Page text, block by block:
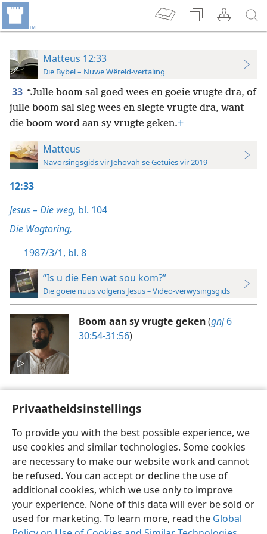
Privaatheidsinstellings
To provide you with the best possible experience, we
use cookies and similar technologies. Some cookies
are necessary to make our website work and cannot
be refused. You can accept or decline the use of
additional cookies, which we use only to improve
your experience. None of this data will ever be sold or
used for marketing. To learn more, read the Global
Matteus 12:33
Die Bybel – Nuwe Wêreld-vertaling
33 “Julle boom sal goed wees en goeie vrugte dra, of
julle boom sal sleg wees en slegte vrugte dra, want
die boom word aan sy vrugte geken.+
Matteus
Navorsingsgids vir Jehovah se Getuies vir 2019
12:33
Jesus – Die weg, bl. 104
Die Wagtoring,
1987/3/1, bl. 8
“Is u die Een wat sou kom?”
Die goeie nuus volgens Jesus–Video-verwysingsgids
Boom aan sy vrugte geken(gnj6
30:54-31:56)
Afrikaans Voorkeure
Copyright© 2026 Watch Tower Bible and Tract Society of Pennsylvania
Gebruiksvoorwaardes Privaatheidsbeleid
Privaatheidsinstellings
JW.ORG
Meld aan